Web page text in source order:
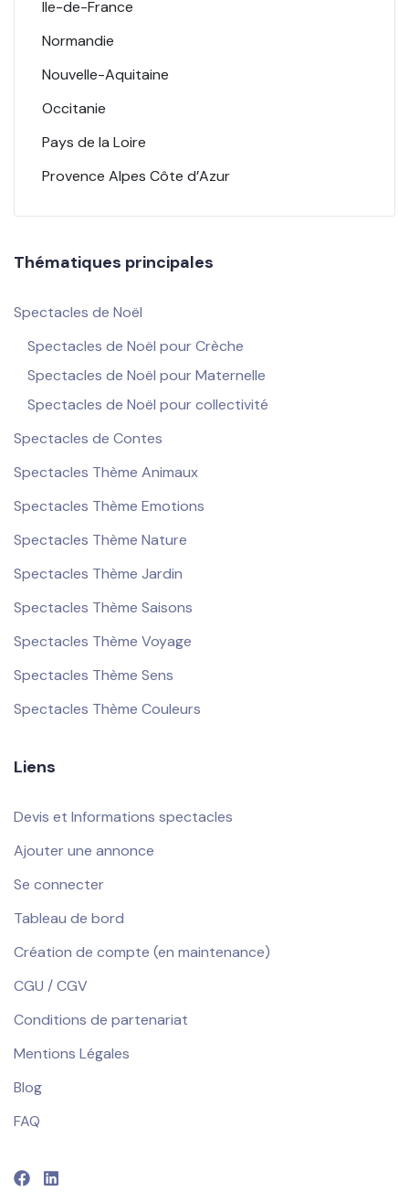
Ile-de-France
Normandie
Nouvelle-Aquitaine
Occitanie
Pays de la Loire
Provence Alpes Côte d’Azur
Thématiques principales
Spectacles de Noël
Spectacles de Noël pour Crèche
Spectacles de Noël pour Maternelle
Spectacles de Noël pour collectivité
Spectacles de Contes
Spectacles Thème Animaux
Spectacles Thème Emotions
Spectacles Thème Nature
Spectacles Thème Jardin
Spectacles Thème Saisons
Spectacles Thème Voyage
Spectacles Thème Sens
Spectacles Thème Couleurs
Liens
Devis et Informations spectacles
Ajouter une annonce
Se connecter
Tableau de bord
Création de compte (en maintenance)
CGU / CGV
Conditions de partenariat
Mentions Légales
Blog
FAQ